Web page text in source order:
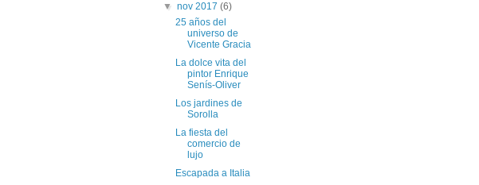
▼nov 2017(6)
25 años del
universo de
Vicente Gracia
La dolce vita del
pintor Enrique
Senís-Oliver
Los jardines de
Sorolla
La fiesta del
comercio de
lujo
Escapada a Italia